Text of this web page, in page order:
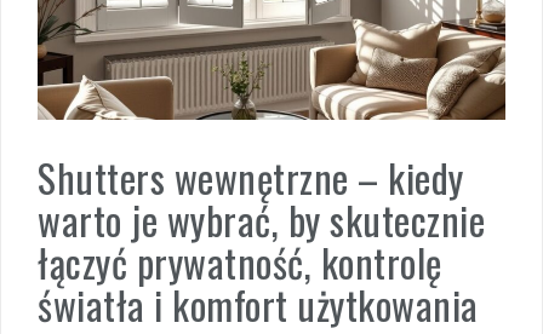
Shutters wewnętrzne – kiedy
warto je wybrać, by skutecznie
łączyć prywatność, kontrolę
światła i komfort użytkowania